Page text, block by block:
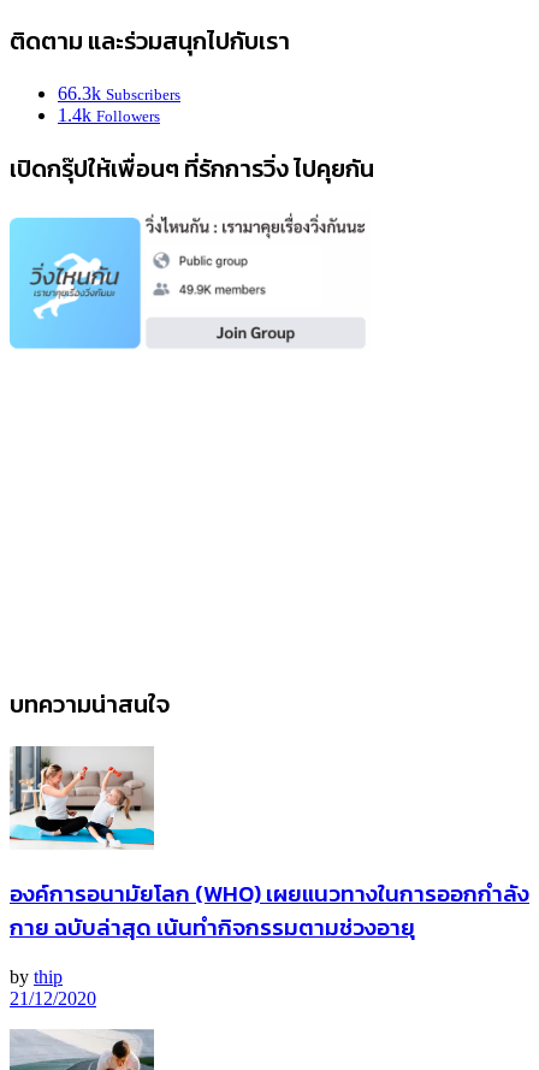
ติดตาม และร่วมสนุกไปกับเรา
66.3k Subscribers
1.4k Followers
เปิดกรุ๊ปให้เพื่อนๆ ที่รักการวิ่ง ไปคุยกัน
บทความน่าสนใจ
องค์การอนามัยโลก (WHO) เผยแนวทางในการออกกำลัง
กาย ฉบับล่าสุด เน้นทำกิจกรรมตามช่วงอายุ
by thip
21/12/2020